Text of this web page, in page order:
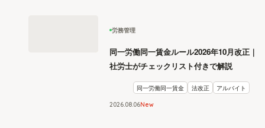
労務管理
同一労働同一賃金ルール2026年10月改正｜
社労士がチェックリスト付きで解説
同一労働同一賃金 法改正 アルバイト
2026.08 06New